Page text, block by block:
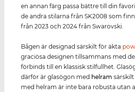
en annan färg passa bättre till din
de andra stilarna från SK2008 som
från 2023 och 2024 från Swarovski.
Bågen är designad särskilt för äkta
graciösa designen tillsammans med
förbinds till en klassisk stilfullhet.
därför är glasögon med helram
med helram är inte bara robusta utan